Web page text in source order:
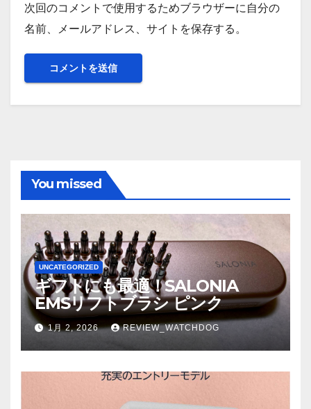
次回のコメントで使用するためブラウザーに自分の
名前、メールアドレス、サイトを保存する。
You missed
UNCATEGORIZED
ギフトにも最適！SALONIA
EMSリフトブラシ ピンク
1月 2, 2026 REVIEW_WATCHDOG